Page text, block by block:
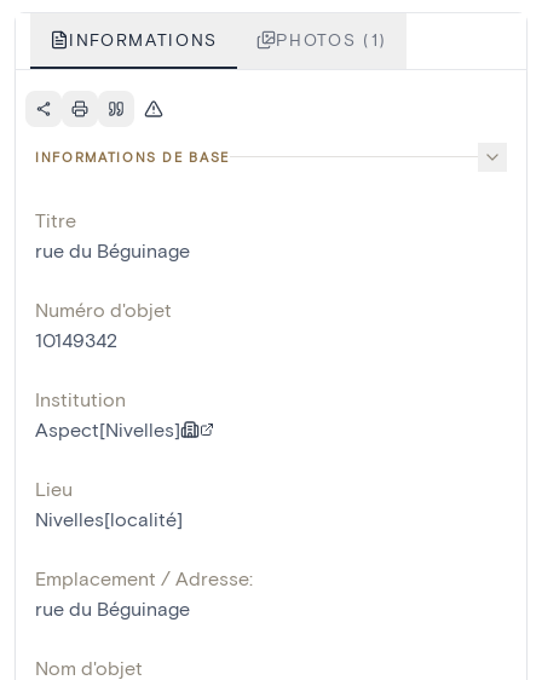
INFORMATIONS PHOTOS (1)
INFORMATIONS DE BASE
Titre
rue du Béguinage
Numéro d'objet
10149342
Institution
Aspect[Nivelles]
Lieu
Nivelles[localité]
Emplacement / Adresse:
rue du Béguinage
Nom d'objet